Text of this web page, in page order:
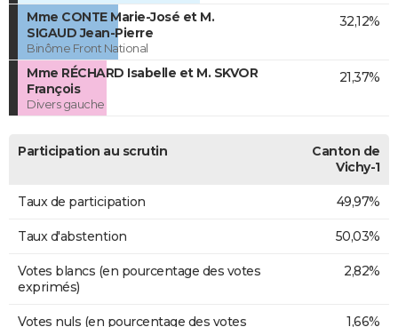
Mme CONTE Marie-José et M.
SIGAUD Jean-Pierre
Binôme Front National
32,12%
Mme RÉCHARD Isabelle et M. SKVOR
François
Divers gauche
21,37%
Participation au scrutin
Canton de
Vichy-1
Taux de participation 49,97%
Taux d'abstention 50,03%
Votes blancs (en pourcentage des votes
exprimés)
2,82%
Votes nuls (en pourcentage des votes
1,66%